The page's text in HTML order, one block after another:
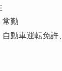
常勤
自動車運転免